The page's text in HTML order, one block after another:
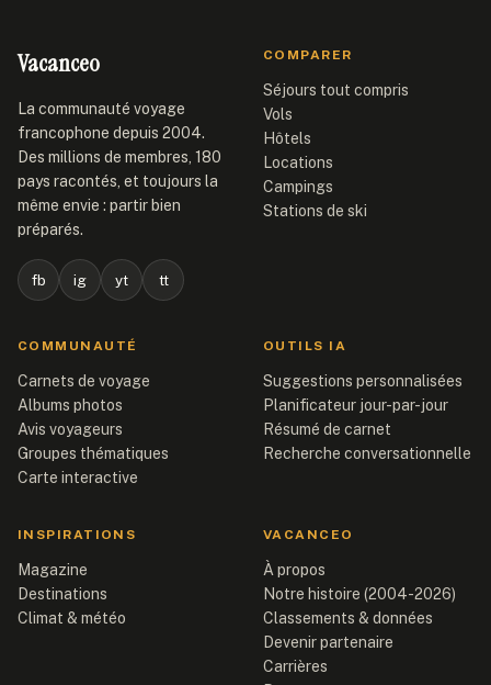
Vacanceo
La communauté voyage
francophone depuis 2004.
Des millions de membres, 180
pays racontés, et toujours la
même envie : partir bien
préparés.
fb ig yt tt
COMPARER
Séjours tout compris
Vols
Hôtels
Locations
Campings
Stations de ski
COMMUNAUTÉ
Carnets de voyage
Albums photos
Avis voyageurs
Groupes thématiques
Carte interactive
OUTILS IA
Suggestions personnalisées
Planificateur jour-par-jour
Résumé de carnet
Recherche conversationnelle
INSPIRATIONS
Magazine
Destinations
Climat & météo
VACANCEO
À propos
Notre histoire (2004-2026)
Classements & données
Devenir partenaire
Carrières